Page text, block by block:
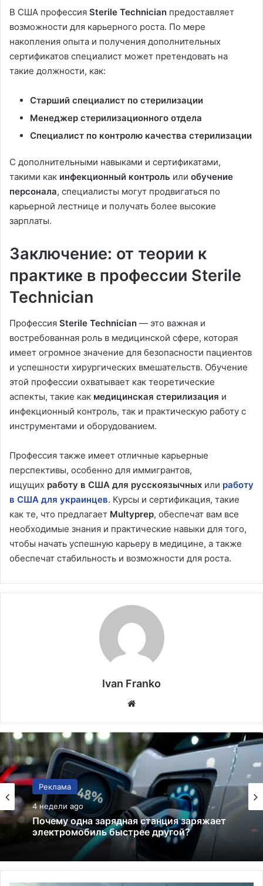
В США профессия Sterile Technician предоставляет
возможности для карьерного роста. По мере
накопления опыта и получения дополнительных
сертификатов специалист может претендовать на
такие должности, как:
Старший специалист по стерилизации
Менеджер стерилизационного отдела
Специалист по контролю качества стерилизации
С дополнительными навыками и сертификатами,
такими как инфекционный контроль или обучение
персонала, специалисты могут продвигаться по
карьерной лестнице и получать более высокие
зарплаты.
Заключение: от теории к
практике в профессии Sterile
Technician
Профессия Sterile Technician — это важная и
востребованная роль в медицинской сфере, которая
имеет огромное значение для безопасности пациентов
и успешности хирургических вмешательств. Обучение
этой профессии охватывает как теоретические
аспекты, такие как медицинская стерилизация и
инфекционный контроль, так и практическую работу с
инструментами и оборудованием.
Профессия также имеет отличные карьерные
перспективы, особенно для иммигрантов,
ищущих работу в США для русскоязычных или работу
в США для украинцев. Курсы и сертификация, такие
как те, что предлагает Multyprep, обеспечат вам все
необходимые знания и практические навыки для того,
чтобы начать успешную карьеру в медицине, а также
обеспечат стабильность и возможности для роста.
Ivan Franko
Реклама
22.05.2026
Бесшовная профильная стальная труба в
трубопроводах повышенной жесткости